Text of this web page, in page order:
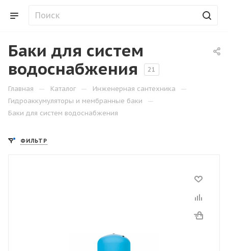
Баки для систем
водоснабжения
21
Главная — Каталог — Инженерная сантехника —
Гидроаккумуляторы и мембранные баки —
Баки для систем водоснабжения
ФИЛЬТР